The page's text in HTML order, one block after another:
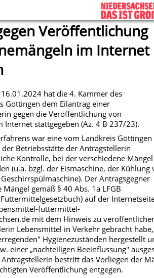
Veröffentlichung
im Internet
hat die 4. Kammer des
Göttingen dem Eilantrag einer
gegen die Veröffentlichung von
Internet stattgegeben (Az. 4 B 237/23).
war eine vom Landkreis
Betriebsstätte der Antragstellerin
Kontrolle, bei der verschiedene Mängel
(u.a. bzgl. der Eismaschine, der Kühlung
Der Antragsgegner
gemäß § 40 Abs. 1a LFGB
auf der
futtermittel-
mit dem Hinweis zu
Lebensmittel in Verkehr gebracht habe,
Hygienezuständen hergestellt
einer „nachteiligen Beeinflussung"
Antragstellerin bestritt das Vorliegen der
Veröffentlichung entgegen.